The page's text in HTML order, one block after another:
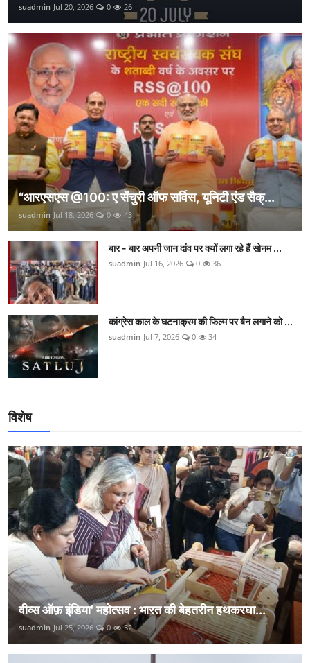
suadmin Jul 20, 2026 0 26
“आरएसएस @100: ए सेंचुरी ऑफ सर्विस, यूनिटी एंड सैक्...
suadmin Jul 18, 2026 0 43
बार - बार अपनी जान दांव पर क्यों लगा रहे हैं सोनम ...
suadmin Jul 16, 2026 0 36
कांग्रेस काल के घटनाक्रम की फिल्म पर बैन लगाने को ...
suadmin Jul 7, 2026 0 34
विशेष
वीव्स ऑफ़ इंडिया' महोत्सव : भारत की बेहतरीन हथकरघा...
suadmin Jul 25, 2026 0 32